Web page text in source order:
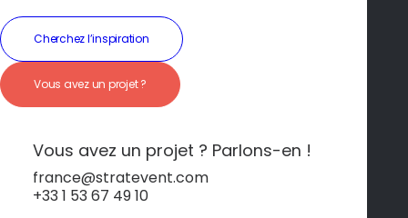
Cherchez l’inspiration
Vous avez un projet ?
Vous avez un projet ? Parlons-en !
france@stratevent.com
+33 1 53 67 49 10
Séminaire en France
Strasbourg – Ville
européenne, culture
et histoire
Strasbourg